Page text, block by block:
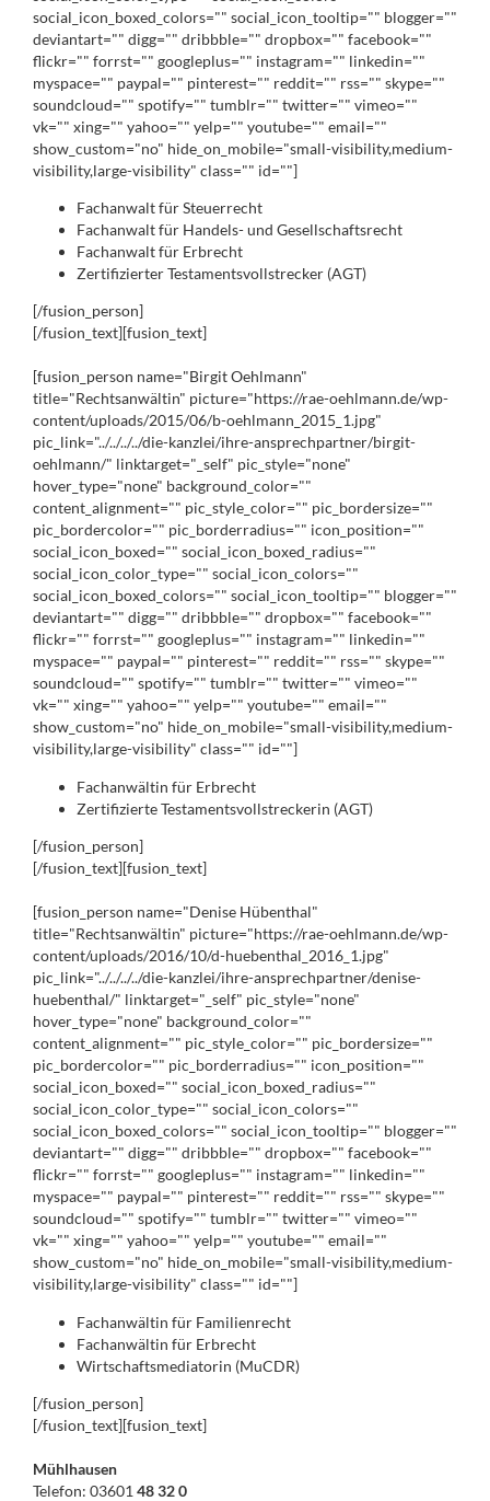
social_icon_boxed_colors="" social_icon_tooltip="" blogger=""
deviantart="" digg="" dribbble="" dropbox="" facebook=""
flickr="" forrst="" googleplus="" instagram="" linkedin=""
myspace="" paypal="" pinterest="" reddit="" rss="" skype=""
soundcloud="" spotify="" tumblr="" twitter="" vimeo=""
vk="" xing="" yahoo="" yelp="" youtube="" email=""
show_custom="no" hide_on_mobile="small-visibility,medium-
visibility,large-visibility" class="" id=""]
Fachanwalt für Steuerrecht
Fachanwalt für Handels- und Gesellschaftsrecht
Fachanwalt für Erbrecht
Zertifizierter Testamentsvollstrecker (AGT)
[/fusion_person]
[/fusion_text][fusion_text]
[fusion_person name="Birgit Oehlmann"
title="Rechtsanwältin" picture="https://rae-oehlmann.de/wp-
content/uploads/2015/06/b-oehlmann_2015_1.jpg"
pic_link="../../../../die-kanzlei/ihre-ansprechpartner/birgit-
oehlmann/" linktarget="_self" pic_style="none"
hover_type="none" background_color=""
content_alignment="" pic_style_color="" pic_bordersize=""
pic_bordercolor="" pic_borderradius="" icon_position=""
social_icon_boxed="" social_icon_boxed_radius=""
social_icon_color_type="" social_icon_colors=""
social_icon_boxed_colors="" social_icon_tooltip="" blogger=""
deviantart="" digg="" dribbble="" dropbox="" facebook=""
flickr="" forrst="" googleplus="" instagram="" linkedin=""
myspace="" paypal="" pinterest="" reddit="" rss="" skype=""
soundcloud="" spotify="" tumblr="" twitter="" vimeo=""
vk="" xing="" yahoo="" yelp="" youtube="" email=""
show_custom="no" hide_on_mobile="small-visibility,medium-
visibility,large-visibility" class="" id=""]
Fachanwältin für Erbrecht
Zertifizierte Testamentsvollstreckerin (AGT)
[/fusion_person]
[/fusion_text][fusion_text]
[fusion_person name="Denise Hübenthal"
title="Rechtsanwältin" picture="https://rae-oehlmann.de/wp-
content/uploads/2016/10/d-huebenthal_2016_1.jpg"
pic_link="../../../../die-kanzlei/ihre-ansprechpartner/denise-
huebenthal/" linktarget="_self" pic_style="none"
hover_type="none" background_color=""
content_alignment="" pic_style_color="" pic_bordersize=""
pic_bordercolor="" pic_borderradius="" icon_position=""
social_icon_boxed="" social_icon_boxed_radius=""
social_icon_color_type="" social_icon_colors=""
social_icon_boxed_colors="" social_icon_tooltip="" blogger=""
deviantart="" digg="" dribbble="" dropbox="" facebook=""
flickr="" forrst="" googleplus="" instagram="" linkedin=""
myspace="" paypal="" pinterest="" reddit="" rss="" skype=""
soundcloud="" spotify="" tumblr="" twitter="" vimeo=""
vk="" xing="" yahoo="" yelp="" youtube="" email=""
show_custom="no" hide_on_mobile="small-visibility,medium-
visibility,large-visibility" class="" id=""]
Fachanwältin für Familienrecht
Fachanwältin für Erbrecht
Wirtschaftsmediatorin (MuCDR)
[/fusion_person]
[/fusion_text][fusion_text]
Mühlhausen
Telefon: 03601 48 32 0